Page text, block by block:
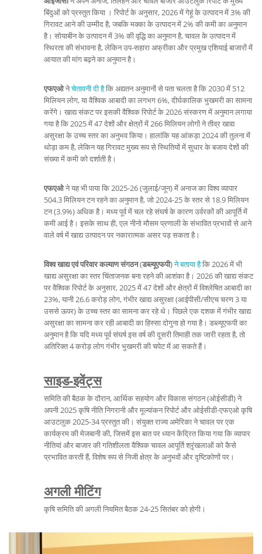
बिंदुओं को प्रस्तुत किया । रिपोर्ट के अनुसार, 2026 में गेहूं के उत्पादन में 3% की
गिरावट आने की उम्मीद है, जबकि मक्का के उत्पादन में 2% की कमी का अनुमान
है। सोयाबीन के उत्पादन में 3% की वृद्धि का अनुमान है, चावल के उत्पादन में
स्थिरता की संभावना है, लेकिन उप-सहारा अफ्रीका और प्रमुख एशियाई बाजारों में
आयात की मांग बढ़ने का अनुमान है।
एफएओनेचेतावनी दी हैकि अद्यतन अनुमानों से पता चलता है कि 2030 में 512
मिलियन लोग, या वैश्विक आबादी का लगभग 6%, दीर्घकालिक भुखमरी का सामना
करेंगे। खाद्य संकट पर इसकी वैश्विक रिपोर्ट के 2026 संस्करण में अनुमान लगाया
गया है कि 2025 में 47 देशों और क्षेत्रों में 266 मिलियन लोगों ने तीव्र खाद्य
असुरक्षा के उच्च स्तर का अनुभव किया। हालांकि यह आंकड़ा 2024 की तुलना में
थोड़ा कम है, लेकिन यह गिरावट मुख्य रूप से स्थितियों में सुधार के बजाय देशों की
संख्या में कमी को दर्शाती है।
एफएओने यह भी पाया कि 2025-26 (जुलाई/जून) में अनाज का विश्व व्यापार
504.3 मिलियन टन रहने का अनुमान है, जो 2024-25 के स्तर से 18.9 मिलियन
टन (3.9%) अधिक है। मध्य पूर्व में चल रहे संघर्ष के कारण उर्वरकों की आपूर्ति में
कमी आई है। इसके साथ ही, एल नीनो मौसम प्रणाली के संभावित प्रभावों से आने
वाले वर्ष में खाद्य उत्पादन पर नकारात्मक असर पड़ सकता है।
विश्व खाद्य एवं परिवार कल्याण संगठन(डब्ल्यूएफपी)ने बताया हैकि 2026 में भी
खाद्य असुरक्षा का स्तर चिंताजनक बना रहने की आशंका है। 2026 की खाद्य संकट
पर वैश्विक रिपोर्ट के अनुसार, 2025 में 47 देशों और क्षेत्रों में विश्लेषित आबादी का
23%, यानी 26.6 करोड़ लोग, गंभीर खाद्य असुरक्षा (आईपीसी/सीएच चरण 3 या
उससे ऊपर) के उच्च स्तर का सामना कर रहे थे। पिछले एक दशक में गंभीर खाद्य
असुरक्षा का सामना कर रही आबादी का हिस्सा दोगुना हो गया है। डब्ल्यूएफपी का
अनुमान है कि यदि मध्य पूर्व संघर्ष इस वर्ष की दूसरी तिमाही तक जारी रहता है, तो
अतिरिक्त 4 करोड़ लोग गंभीर भुखमरी की चपेट में आ सकते हैं।
साइड-इवेंट्स
समिति की बैठक के दौरान, आर्थिक सहयोग और विकास संगठन (ओईसीडी) ने
अपनी 2025 कृषि नीति निगरानी और मूल्यांकन रिपोर्ट और ओईसीडी-एफएओ कृषि
आउटलुक 2025-34 प्रस्तुत की। संयुक्त राज्य अमेरिका ने चावल पर एक
कार्यक्रम की मेजबानी की, जिसमें इस बात पर ध्यान केंद्रित किया गया कि व्यापार
नीतियां और बाजार की गतिशीलता वैश्विक चावल आपूर्ति श्रृंखलाओं को कैसे
प्रभावित करती हैं, विशेष रूप से निजी क्षेत्र के अनुभवों और दृष्टिकोणों पर।
अगली मीटिंग
कृषि समिति की अगली नियमित बैठक 24-25 सितंबर को होगी।